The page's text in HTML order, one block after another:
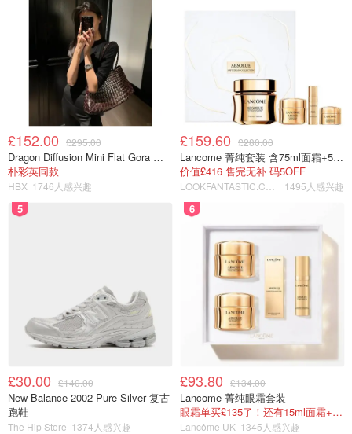
£152.00 £295.00
Dragon Diffusion Mini Flat Gora 深棕色手提包
朴彩英同款
HBX 1746人感兴趣
£159.60 £280.00
Lancome 菁纯套装 含75ml面霜+5ml精华+5ml眼霜
价值£416 售完无补 码5OFF
1495人感兴趣
5
£30.00 £140.00
New Balance 2002 Pure Silver 复古
跑鞋
The Hip Store 1374人感兴趣
6
£93.80 £134.00
Lancome 菁纯眼霜套装
眼霜单买£135了！还有15ml面霜+5ml精华~！
Lancôme UK 1345人感兴趣